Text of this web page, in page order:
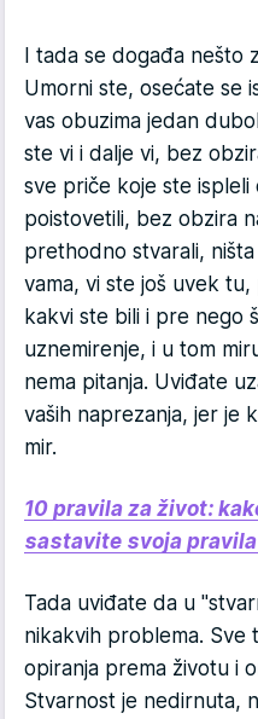
I tada se događa nešto
Umorni ste, osećate se
vas obuzima jedan
ste vi i dalje vi, bez
sve priče koje ste ispleli
poistovetili, bez obzira
prethodno stvarali,
vama, vi ste još uvek
kakvi ste bili i pre nego
uznemirenje, i u tom
nema pitanja. Uviđate
vaših naprezanja, jer je
mir.
10 pravila za život:
sastavite svoja
Tada uviđate da u
nikakvih problema. Sve
opiranja prema životu i
Stvarnost je nedirnuta,